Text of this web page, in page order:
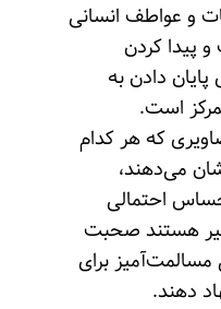
و عواطف انسانی
پیدا کردن
دادن به
است.
که هر کدام
می‌دهند،
احتمالی
هستند صحبت
برای
دهند.